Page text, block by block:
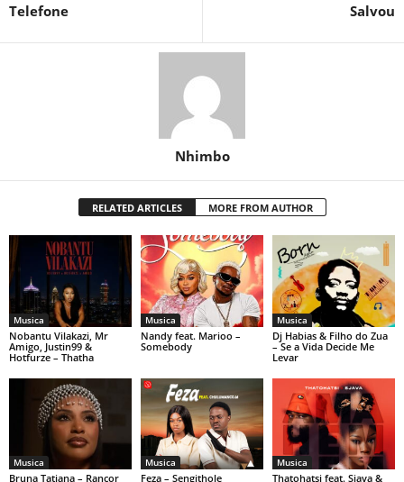
Telefone
Salvou
Nhimbo
RELATED ARTICLES MORE FROM AUTHOR
Musica
Nobantu Vilakazi, Mr
Amigo, Justin99 &
Hotfurze – Thatha
Musica
Nandy feat. Marioo –
Somebody
Musica
Dj Habias & Filho do Zua
– Se a Vida Decide Me
Levar
Musica
Bruna Tatiana – Rancor
Musica
Feza – Sengithole
Musica
Thatohatsi feat. Sjava &